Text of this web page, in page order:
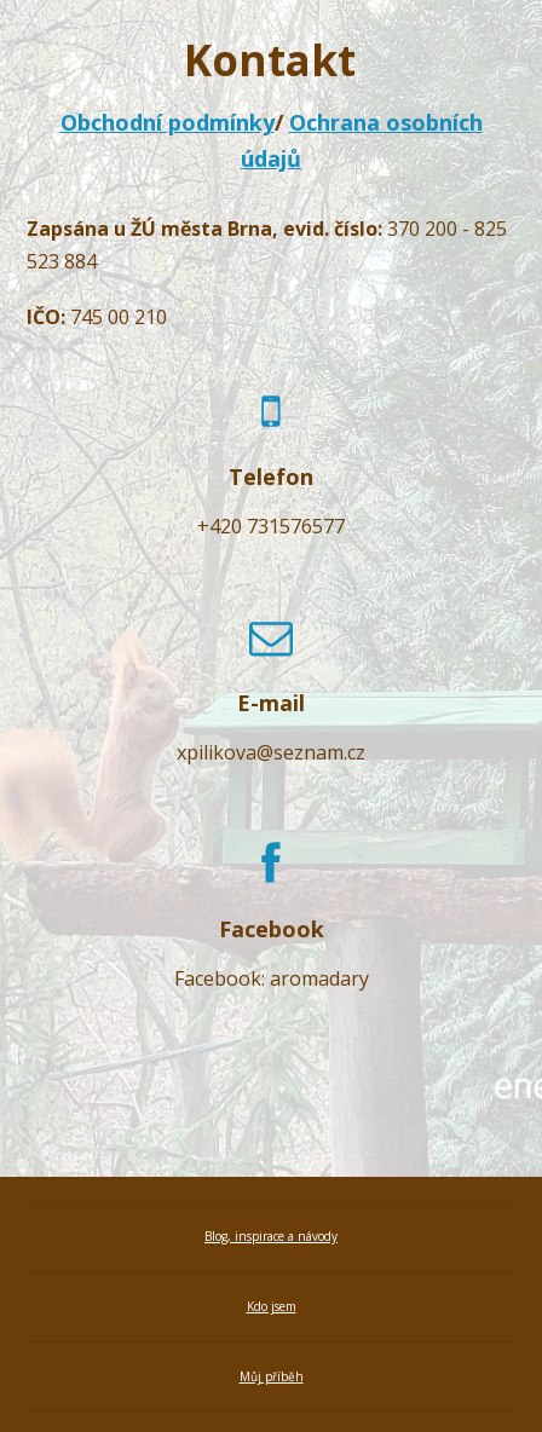
Kontakt
Obchodní podmínky/Ochrana osobních
údajů
Zapsána u ŽÚ města Brna, evid. číslo:370 200 - 825
523 884
IČO:745 00 210
Telefon
+420 731576577
E-mail
xpilikova@seznam.cz
Facebook
Facebook: aromadary
Blog, inspirace a návody
Kdo jsem
Můj příběh